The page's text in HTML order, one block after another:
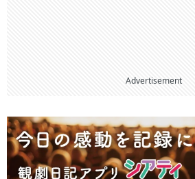
Advertisement